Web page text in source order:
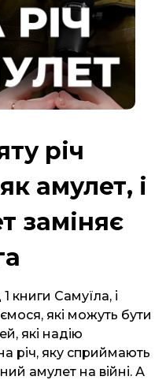
річ
амулет, і
заміняє
Самуїла, і
які можуть бути
які надію
річ, яку сприймають
амулет на війні. А